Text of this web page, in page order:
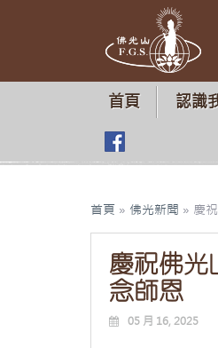
首頁 認識
首頁 » 佛光新聞 » 慶
慶祝佛光
念師恩
05 月 16, 2025